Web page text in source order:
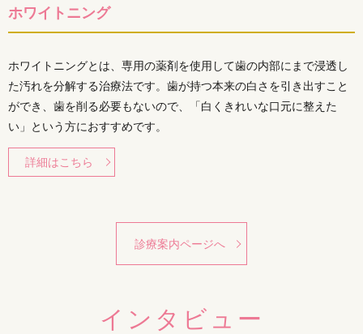
ホワイトニング
ホワイトニングとは、専用の薬剤を使用して歯の内部にまで浸透し
た汚れを分解する治療法です。歯が持つ本来の白さを引き出すこと
ができ、歯を削る必要もないので、「白くきれいな口元に整えた
い」という方におすすめです。
詳細はこちら
診療案内ページへ
インタビュー